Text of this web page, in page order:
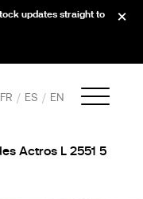
FR ES EN
Actros L 2551 5
updates straight to